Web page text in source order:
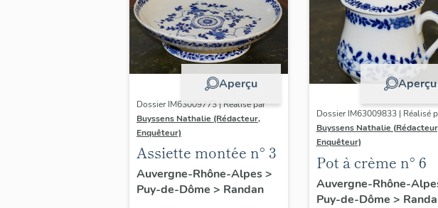
Aperçu
Dossier IM63009773 | Réalisé par
Buyssens Nathalie (Rédacteur,
Enquêteur)
Assiette montée n° 3
Auvergne-Rhône-Alpes>
Puy-de-Dôme > Randan
Aperçu
Dossier IM63009833 | Réalisé
Buyssens Nathalie
Enquêteur)
Pot à crème n° 6
Auvergne-Rhône-
Puy-de-Dôme >